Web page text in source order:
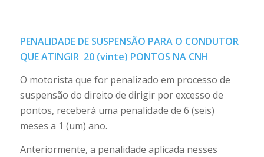
PENALIDADE DE SUSPENSÃO PARA O CONDUTOR
QUE ATINGIR 20 (vinte) PONTOS NA CNH
O motorista que for penalizado em processo de
suspensão do direito de dirigir por excesso de
pontos, receberá uma penalidade de 6 (seis)
meses a 1 (um) ano.
Anteriormente, a penalidade aplicada nesses